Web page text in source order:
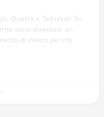
Qualità e Soluzioni Su
sono diventate un
di interni per chi